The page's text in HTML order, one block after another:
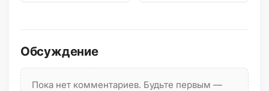
Обсуждение
Пока нет комментариев. Будьте первым —